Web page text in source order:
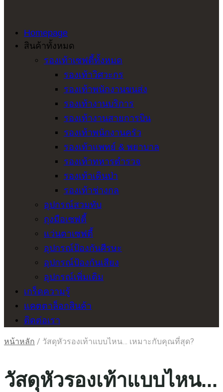
Homepage
สินค้าทั้งหมด
รองเท้าเซฟตี้ทั้งหมด
รองเท้าวิศวะกร
รองเท้าพนักงานขนส่ง
รองเท้างานบริการ
รองเท้างานสายการบิน
รองเท้าพนักงานครัว
รองเท้าแพทย์ & พยาบาล
รองเท้าทหารตำรวจ
รองเท้าเดินป่า
รองเท้าช่างกล
อุปกรณ์สวมทับ
ถุงมือเซฟตี้
แว่นตาเซฟตี้
อุปกรณ์ป้องกันศีรษะ
อุปกรณ์ป้องกันเสียง
อุปกรณ์เพิ่มเติม
เกร็ดความรู้
แคตตาล็อกสินค้า
ติดต่อเรา
หน้าหลัก / วัสดุหัวรองเท้าแบบไหน… เหมาะกับคุณที่สุด?
วัสดุหัวรองเท้าแบบไหน...